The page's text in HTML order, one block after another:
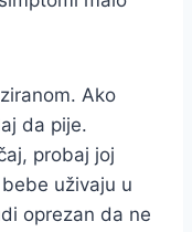
Ako
da pije.
probaj joj
uživaju u
oprezan da ne